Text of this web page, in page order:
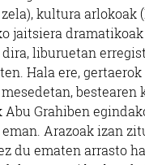
kultura
jaitsiera
liburuetan
Hala ere,
Grahiben
Arazoak izan
du ematen arrasto